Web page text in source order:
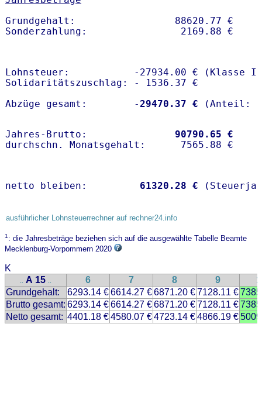
Grundgehalt:                 88620.77 €
Lohnsteuer:           -27934.00 € (Klasse I)
Solidaritätszuschlag: - 1536.37 €
Abzüge gesamt:        -29470.37 €
Jahres-Brutto: 90790.65 €
netto bleiben: 61320.28 €
ausführlicher Lohnsteuerrechner auf rechner24.info
1: die Jahresbeträge beziehen sich auf die ausgewählte Tabelle Beamte
Mecklenburg-Vorpommern 2020
K
.. A 15 .. 6 7 8 9
Grundgehalt:
6293.14 €6614.27 €6871.20 €7128.11 €
Brutto gesamt: 6293.14 €6614.27 €6871.20 €7128.11 €
Netto gesamt: 4401.18 €4580.07 €4723.14 €4866.19 €